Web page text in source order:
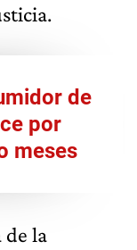
de
por
meses
de la